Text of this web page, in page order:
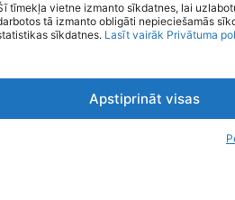
tīmekļa vietne izmanto sīkdatnes, lai
tā izmanto obligāti nepieciešamās
sīkdatnes. Lasīt vairāk Privātuma
Apstiprināt visas